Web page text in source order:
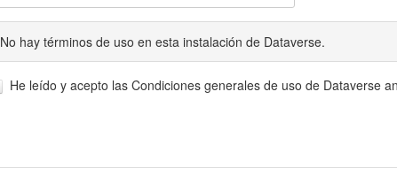
No hay términos de uso en esta instalación de Dataverse.
He leído y acepto las Condiciones generales de uso de Dataverse